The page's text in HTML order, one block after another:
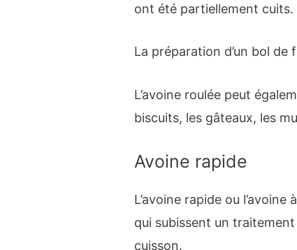
ont été partiellement cuits.
La préparation d’un bol de
L’avoine roulée peut
biscuits, les gâteaux, les
Avoine rapide
L’avoine rapide ou
qui subissent un
cuisson.